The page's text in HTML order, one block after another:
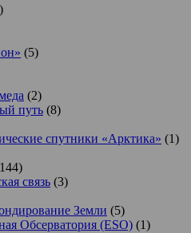
(5)
(2)
путь (8)
спутники «Арктика» (1)
связь (3)
Земли (5)
Обсерватория (ESO) (1)